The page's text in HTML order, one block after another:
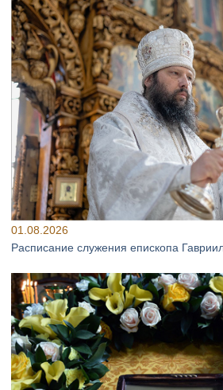
01.08.2026
Расписание служения епископа